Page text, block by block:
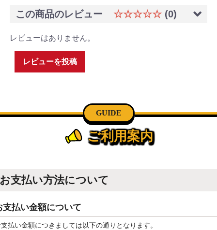
この商品のレビュー ☆☆☆☆☆ (0)
レビューはありません。
レビューを投稿
GUIDE
ご利用案内
お支払い方法について
支払い金額について
払い金額につきましては以下の通りとなります。